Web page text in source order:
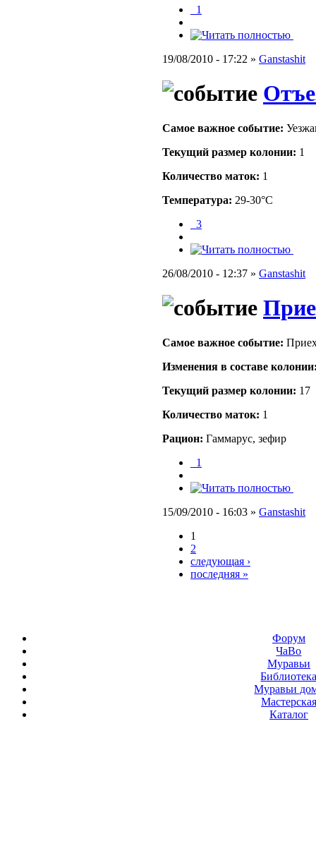
_1
19/08/2010 - 17:22 » Ganstashit
Самое важное событие:
Текущий размер кoлонии: 1
Количество маток: 1
Температура: 29-30°C
_3
26/08/2010 - 12:37 » Ganstashit
Самое важное событие:
Изменения в составе
Текущий размер кoлонии: 17
Количество маток: 1
Рацион: Гаммарус, зефир
_1
15/09/2010 - 16:03 » Ganstashit
1
2
следующая ›
последняя »
Форум
ЧаВо
Муравьи
Муравьи
Мастерская
Каталог